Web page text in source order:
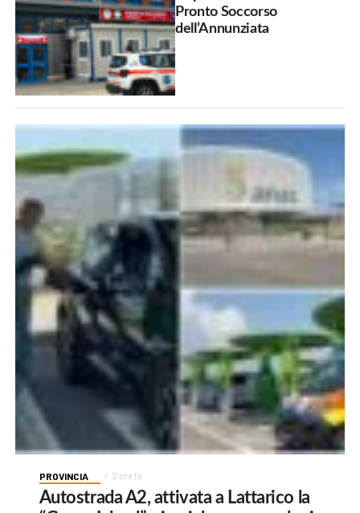
Pronto Soccorso
dell’Annunziata
PROVINCIA 2 ore fa
Autostrada A2, attivata a Lattarico la